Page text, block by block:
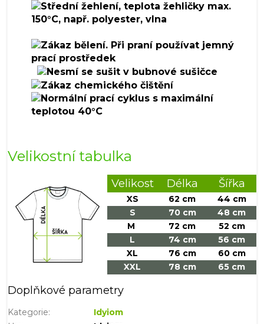
Velikostní tabulka
Velikost Délka Šířka
XS 62 cm
44 cm
S
70 cm
48 cm
M
72 cm
52 cm
L
74 cm
56 cm
XL
76 cm
60 cm
XXL
78 cm 65 cm
Doplňkové parametry
Kategorie:
Idyiom